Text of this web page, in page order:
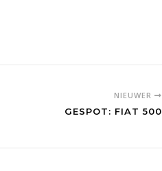
NIEUWER
GESPOT: FIAT 500